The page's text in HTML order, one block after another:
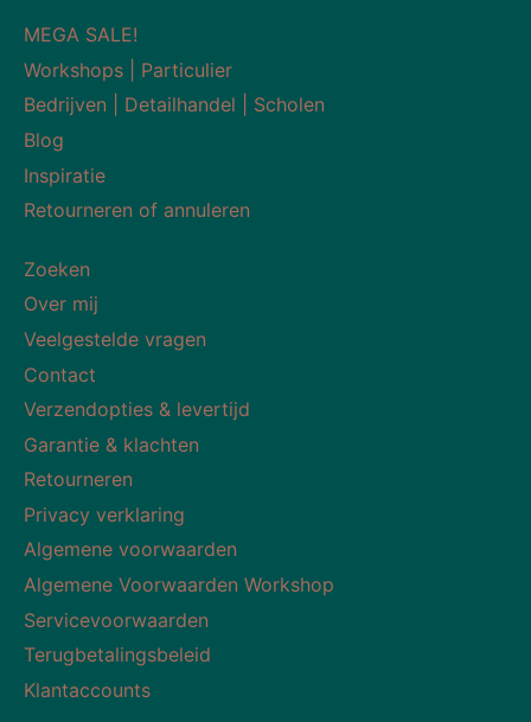
MEGA SALE!
Workshops | Particulier
Bedrijven | Detailhandel | Scholen
Blog
Inspiratie
Retourneren of annuleren
Zoeken
Over mij
Veelgestelde vragen
Contact
Verzendopties & levertijd
Garantie & klachten
Retourneren
Privacy verklaring
Algemene voorwaarden
Algemene Voorwaarden Workshop
Servicevoorwaarden
Terugbetalingsbeleid
Klantaccounts